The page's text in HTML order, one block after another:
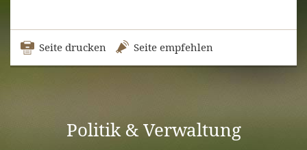
Seite drucken Seite empfehlen
Politik & Verwaltung